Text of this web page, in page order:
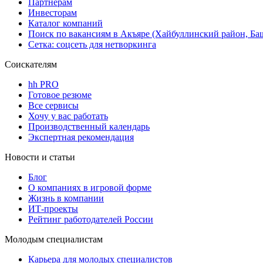
Инвесторам
Каталог компаний
Поиск по вакансиям в Акъяре (Хайбуллинский район,
Сетка: соцсеть для нетворкинга
Соискателям
hh PRO
Готовое резюме
Все сервисы
Хочу у вас работать
Производственный календарь
Экспертная рекомендация
Новости и статьи
Блог
О компаниях в игровой форме
Жизнь в компании
ИТ-проекты
Рейтинг работодателей России
Молодым специалистам
Карьера для молодых специалистов